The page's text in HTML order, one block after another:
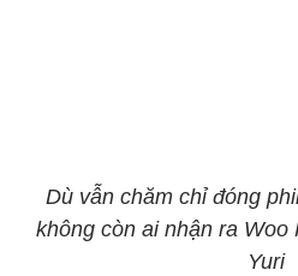
Dù vẫn chăm chỉ đóng
không còn ai nhận ra Woo
Yuri